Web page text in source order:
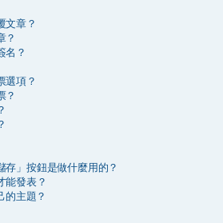
文章？
？
名？
選項？
？
」按鈕是做什麼用的？
能發表？
的主題？